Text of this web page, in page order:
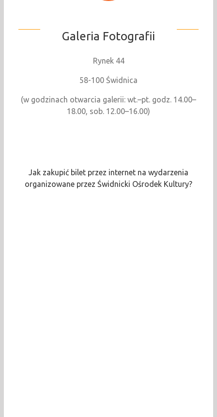
Galeria Fotografii
Rynek 44
58-100 Świdnica
(w godzinach otwarcia galerii: wt.–pt. godz. 14.00–
18.00, sob. 12.00–16.00)
Jak zakupić bilet przez internet na wydarzenia
organizowane przez Świdnicki Ośrodek Kultury?